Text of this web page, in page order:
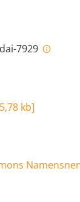
7929
kb]